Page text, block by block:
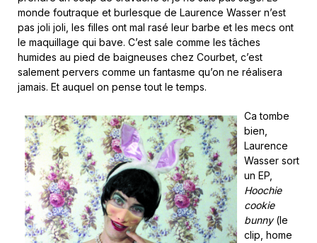
monde foutraque et burlesque de Laurence Wasser n’est
pas joli joli, les filles ont mal rasé leur barbe et les mecs ont
le maquillage qui bave. C’est sale comme les tâches
humides au pied de baigneuses chez Courbet, c’est
salement pervers comme un fantasme qu’on ne réalisera
jamais. Et auquel on pense tout le temps.
Ca tombe
bien,
Laurence
Wasser sort
un EP,
Hoochie
cookie
bunny(le
clip, home